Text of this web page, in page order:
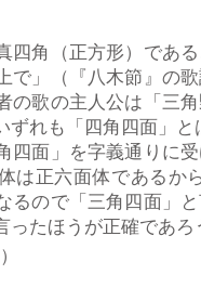
四角（正方形）であ
で」（『八木節』の
の歌の主人公は「三
れも「四角四面」
四面」を字義通りに
は正六面体であるか
るので「三角四面」
たほうが正確であろ